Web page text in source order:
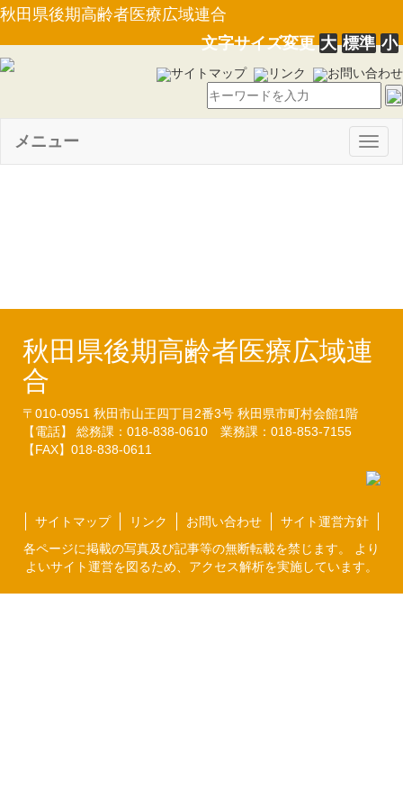
秋田県後期高齢者医療広域連合
文字サイズ変更大 標準 小
サイトマップ リンク お問い合わせ
メニュー
秋田県後期高齢者医療広域連
合
〒010-0951 秋田市山王四丁目2番3号 秋田県市町村会館1階
【電話】 総務課：018-838-0610 業務課：018-853-7155
【FAX】018-838-0611
サイトマップ リンク お問い合わせ
サイト運営方針
各ページに掲載の写真及び記事等の無断転載を禁じます。 より
よいサイト運営を図るため、アクセス解析を実施しています。